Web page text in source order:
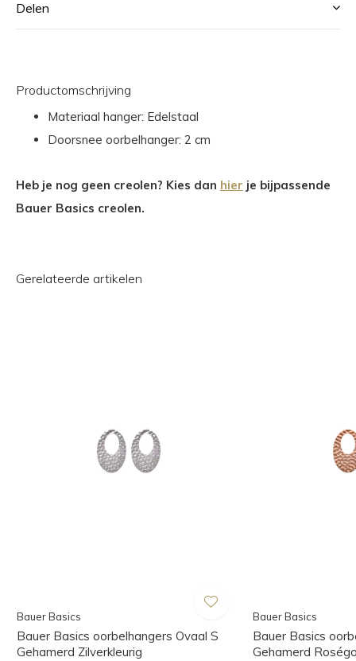
Delen
Productomschrijving
Materiaal hanger: Edelstaal
Doorsnee oorbelhanger: 2 cm
Heb je nog geen creolen? Kies dan hier je bijpassende
Bauer Basics creolen.
Gerelateerde artikelen
Bauer Basics
Bauer Basics oorbelhangers Ovaal S
Gehamerd Zilverkleurig
Bauer Basics
Bauer Basics
Gehamerd